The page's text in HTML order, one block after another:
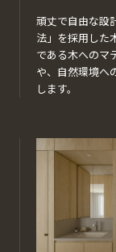
頑丈で自由な設
法」を採用した
である木へのマ
や、自然環境へ
します。